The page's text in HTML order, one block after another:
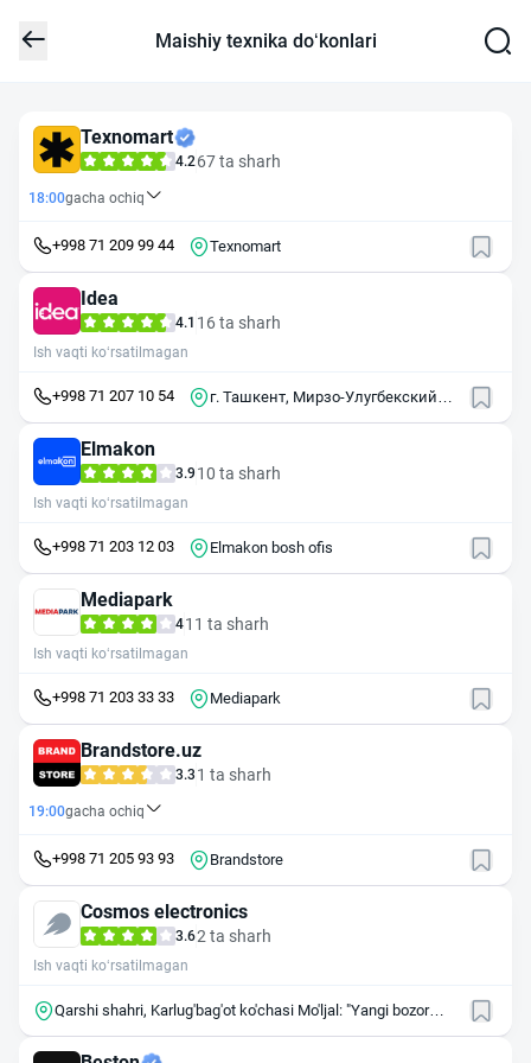
Maishiy texnika do‘konlari
Texnomart
4.2 67 ta sharh
18:00gacha ochiq
+998 71 209 99 44 Texnomart
Idea
4.1 16 ta sharh
Ish vaqti ko‘rsatilmagan
+998 71 207 10 54
г. Ташкент, Мирзо-Улугбекский
Elmakon
3.9 10 ta sharh
Ish vaqti ko‘rsatilmagan
+998 71 203 12 03 Elmakon bosh ofis
Mediapark
411 ta sharh
Ish vaqti ko‘rsatilmagan
+998 71 203 33 33 Mediapark
Brandstore.uz
3.3 1 ta sharh
19:00gacha ochiq
+998 71 205 93 93 Brandstore
Cosmos electronics
3.62 ta sharh
Ish vaqti ko‘rsatilmagan
Qarshi shahri, Karlug'bag'ot ko'chasi Mo'ljal: "Yangi bozor